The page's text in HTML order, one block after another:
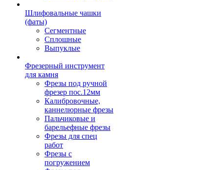
Шлифовальные чашки
(фаты)
Сегментные
Сплошные
Выпуклые
Фрезерный инструмент
для камня
Фрезы под ручной
фрезер пос.12мм
Калибровочные,
каннелюрные фрезы
Пальчиковые и
барельефные фрезы
Фрезы для спец
работ
Фрезы с
погружением